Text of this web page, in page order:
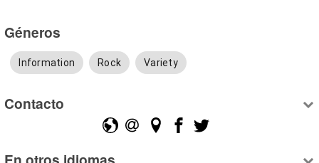
Géneros
Information Rock Variety
Contacto